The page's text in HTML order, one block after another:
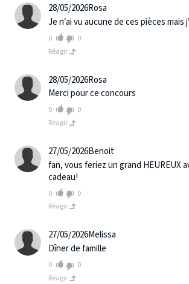
28/05/2026Rosa
Je n’ai vu aucune de ces pièces mais
0
0
Réagir
28/05/2026Rosa
Merci pour ce concours
0
0
Réagir
27/05/2026Benoit
fan, vous feriez un grand HEUREUX
cadeau!
0
0
Réagir
27/05/2026Melissa
Dîner de famille
0
0
Réagir